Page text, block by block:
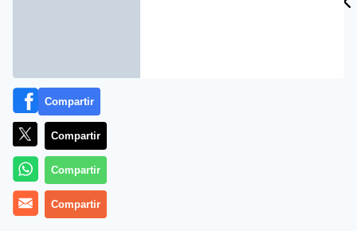
Compartir
Compartir
Compartir
Compartir